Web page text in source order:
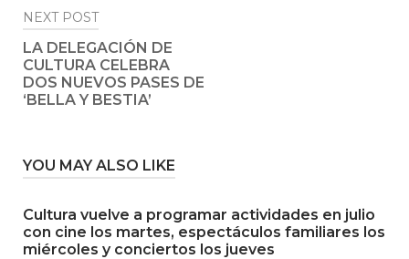
NEXT POST
LA DELEGACIÓN DE
CULTURA CELEBRA
DOS NUEVOS PASES DE
‘BELLA Y BESTIA’
YOU MAY ALSO LIKE
Cultura vuelve a programar actividades en julio
con cine los martes, espectáculos familiares los
miércoles y conciertos los jueves